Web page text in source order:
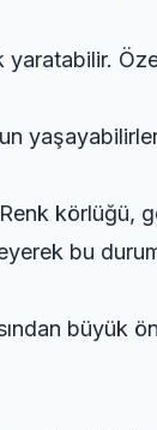
yaratabilir.
körlüğü,
bu
büyük